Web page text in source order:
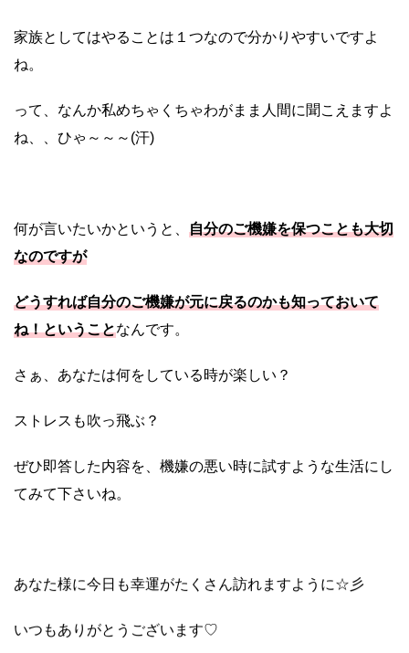
家族としてはやることは１つなので分かりやすいですよ
ね。
って、なんか私めちゃくちゃわがまま人間に聞こえますよ
ね、、ひゃ～～～(汗)
何が言いたいかというと、 自分のご機嫌を保つことも大切
なのですが
どうすれば自分のご機嫌が元に戻るのかも知っておいて
ね！ということなんです。
さぁ、あなたは何をしている時が楽しい？
ストレスも吹っ飛ぶ？
ぜひ即答した内容を、機嫌の悪い時に試すような生活にし
てみて下さいね。
あなた様に今日も幸運がたくさん訪れますように☆彡
いつもありがとうございます♡